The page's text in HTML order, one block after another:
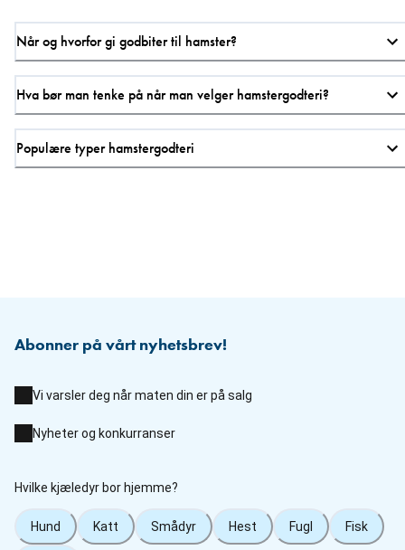
Når og hvorfor gi godbiter til hamster?
Hva bør man tenke på når man velger hamstergodteri?
Populære typer hamstergodteri
Abonner på vårt nyhetsbrev!
Vi varsler deg når maten din er på salg
Nyheter og konkurranser
Hvilke kjæledyr bor hjemme?
Hund Katt Smådyr Hest Fugl Fisk